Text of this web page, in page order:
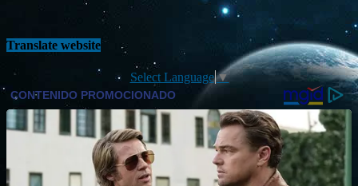
Translate website
Select Language▼